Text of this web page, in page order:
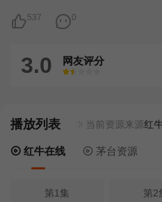
537 0
3.0 网友评分
很差
较差还行推荐力荐
播放列表 当前资源来源红牛
红牛在线 茅台资源
第1集 第2